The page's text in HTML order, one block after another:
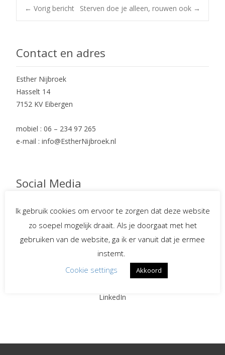
Post
navigation
← Vorig bericht Sterven doe je alleen, rouwen ook →
Contact en adres
Esther Nijbroek
Hasselt 14
7152 KV Eibergen
mobiel : 06 – 234 97 265
e-mail : info@EstherNijbroek.nl
Social Media
Spreekster bij uitvaarten
Begeleiding bij
verlies en rouw
LinkedIn
Ik gebruik cookies om ervoor te zorgen dat deze website
zo soepel mogelijk draait. Als je doorgaat met het
gebruiken van de website, ga ik er vanuit dat je ermee
instemt.
Cookie settings
Akkoord